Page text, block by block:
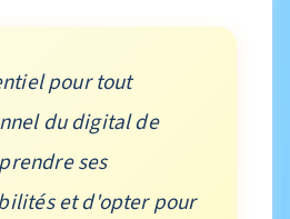
pour tout
du digital de
ses
et d'opter pour